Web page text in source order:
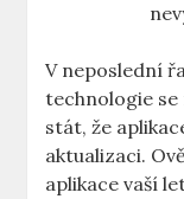
V neposlední
technologie se
stát, že
aktualizaci.
aplikace vaší